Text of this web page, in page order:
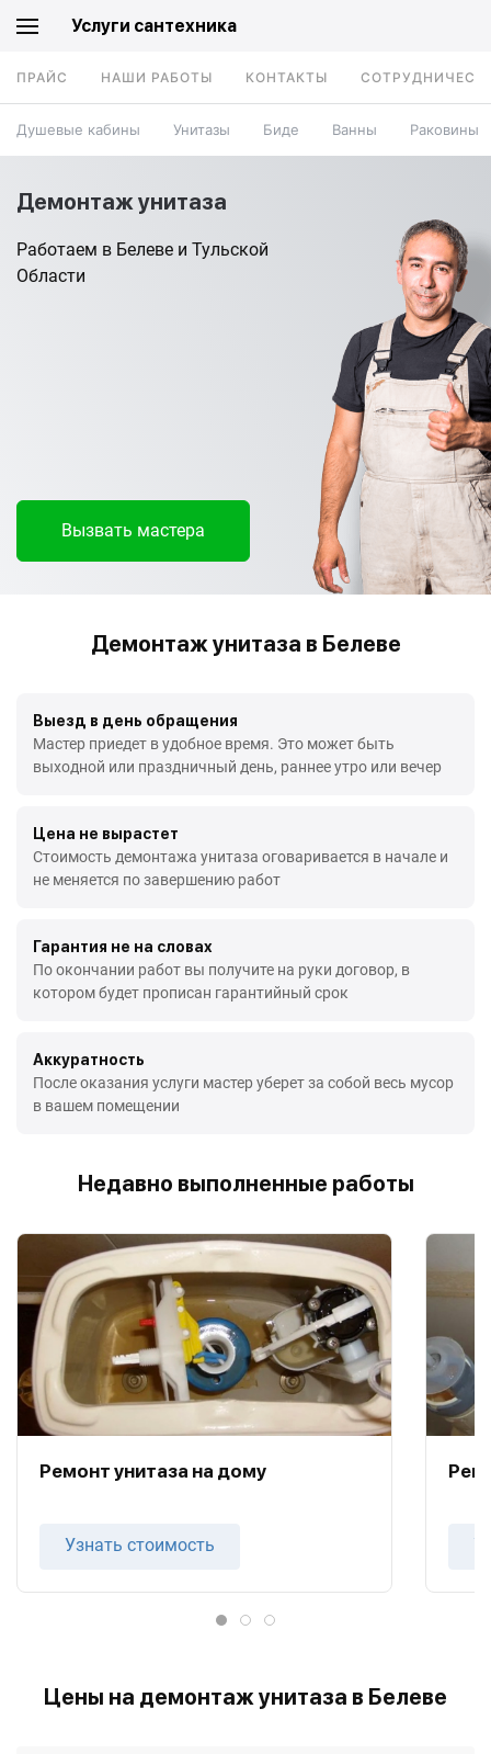
Услуги сантехника
ПРАЙС НАШИ РАБОТЫ КОНТАКТЫ
Душевые кабины Унитазы Биде Ванны Раковины
Демонтаж унитаза
Работаем в Белеве и Тульской
Области
Вызвать мастера
Демонтаж унитаза в Белеве
Выезд в день обращения
Мастер приедет в удобное время. Это может быть
выходной или праздничный день, раннее утро или вечер
Цена не вырастет
Стоимость демонтажа унитаза оговаривается в начале и
не меняется по завершению работ
Гарантия не на словах
По окончании работ вы получите на руки договор, в
котором будет прописан гарантийный срок
Аккуратность
После оказания услуги мастер уберет за собой весь мусор
в вашем помещении
Недавно выполненные работы
Ремонт унитаза на дому
Узнать стоимость
Цены на демонтаж унитаза в Белеве